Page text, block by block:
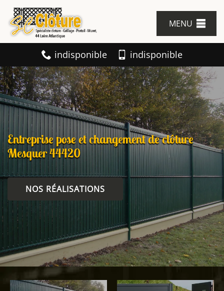
MENU
indisponible indisponible
Entreprise pose et changement de clôture
Mesquer 44420
NOS RÉALISATIONS